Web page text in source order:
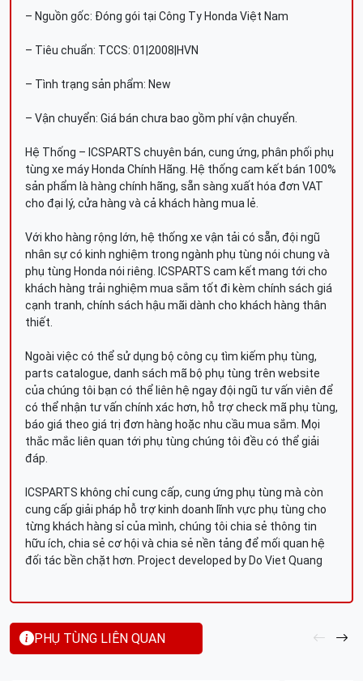
– Nguồn gốc: Đóng gói tại Công Ty Honda Việt Nam
– Tiêu chuẩn: TCCS: 01|2008|HVN
– Tình trạng sản phẩm: New
– Vận chuyển: Giá bán chưa bao gồm phí vận chuyển.
Hệ Thống – ICSPARTS chuyên bán, cung ứng, phân phối phụ
tùng xe máy Honda Chính Hãng. Hệ thống cam kết bán 100%
sản phẩm là hàng chính hãng, sẵn sàng xuất hóa đơn VAT
cho đại lý, cửa hàng và cả khách hàng mua lẻ.
Với kho hàng rộng lớn, hệ thống xe vận tải có sẵn, đội ngũ
nhân sự có kinh nghiệm trong ngành phụ tùng nói chung và
phụ tùng Honda nói riêng. ICSPARTS cam kết mang tới cho
khách hàng trải nghiệm mua sắm tốt đi kèm chính sách giá
cạnh tranh, chính sách hậu mãi dành cho khách hàng thân
thiết.
Ngoài việc có thể sử dụng bộ công cụ tìm kiếm phụ tùng,
parts catalogue, danh sách mã bộ phụ tùng trên website
của chúng tôi bạn có thể liên hệ ngay đội ngũ tư vấn viên để
có thể nhận tư vấn chính xác hơn, hỗ trợ check mã phụ tùng,
báo giá theo giá trị đơn hàng hoặc nhu cầu mua sắm. Mọi
thắc mắc liên quan tới phụ tùng chúng tôi đều có thể giải
đáp.
ICSPARTS không chỉ cung cấp, cung ứng phụ tùng mà còn
cung cấp giải pháp hỗ trợ kinh doanh lĩnh vực phụ tùng cho
từng khách hàng sỉ của mình, chúng tôi chia sẻ thông tin
hữu ích, chia sẻ cơ hội và chia sẻ nền tảng để mối quan hệ
đối tác bền chặt hơn. Project developed by Do Viet Quang
PHỤ TÙNG LIÊN QUAN